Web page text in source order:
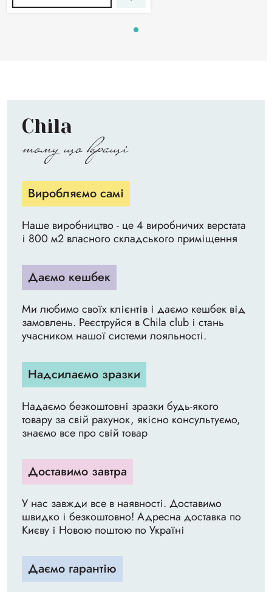
Chila
тому що кращі
Виробляємо самі
Наше виробництво - це 4 виробничих верстата
і 800 м2 власного складського приміщення
Даємо кешбек
Ми любимо своїх клієнтів і даємо кешбек від
замовлень. Реєструйся в Chila club і стань
учасником нашої системи лояльності.
Надсилаємо зразки
Надаємо безкоштовні зразки будь-якого
товару за свій рахунок, якісно консультуємо,
знаємо все про свій товар
Доставимо завтра
У нас завжди все в наявності. Доставимо
швидко і безкоштовно! Адресна доставка по
Києву і Новою поштою по Україні
Даємо гарантію